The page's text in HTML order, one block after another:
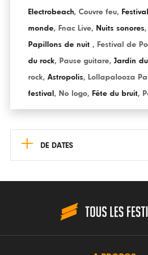
Electrobeach, Couvre feu,
monde, Fnac Live, Nuits sonores,
Papillons de nuit , Festival de
du rock, Pause guitare, Jardin
rock, Astropolis, Lollapalooza
festival , No logo, Fête du bruit,
+ DE DATES